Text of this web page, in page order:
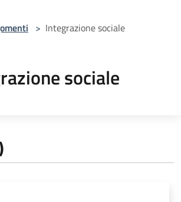
> Integrazione sociale
sociale